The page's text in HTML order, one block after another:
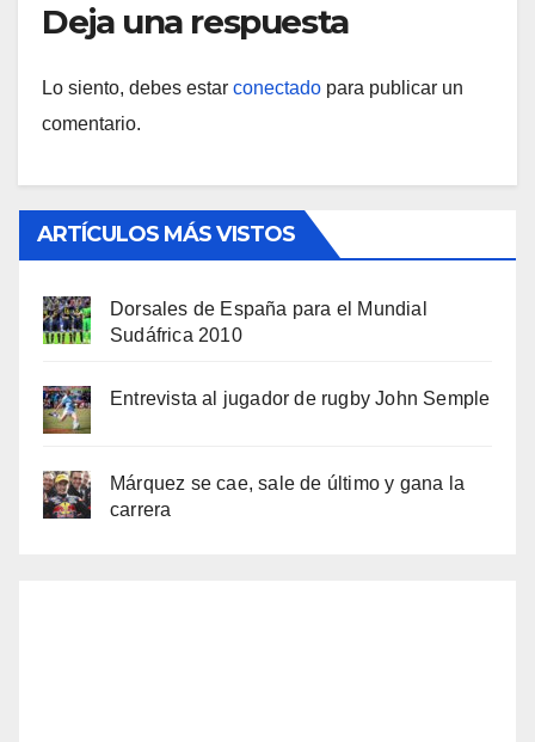
Deja una respuesta
Lo siento, debes estar conectado para publicar un
comentario.
ARTÍCULOS MÁS VISTOS
Dorsales de España para el Mundial
Sudáfrica 2010
Entrevista al jugador de rugby John Semple
Márquez se cae, sale de último y gana la
carrera